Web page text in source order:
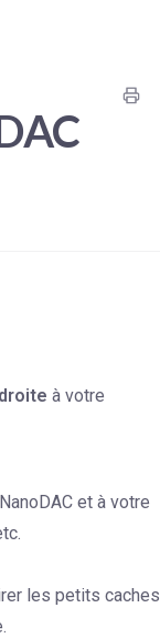
droite à votre
et à votre
les petits caches